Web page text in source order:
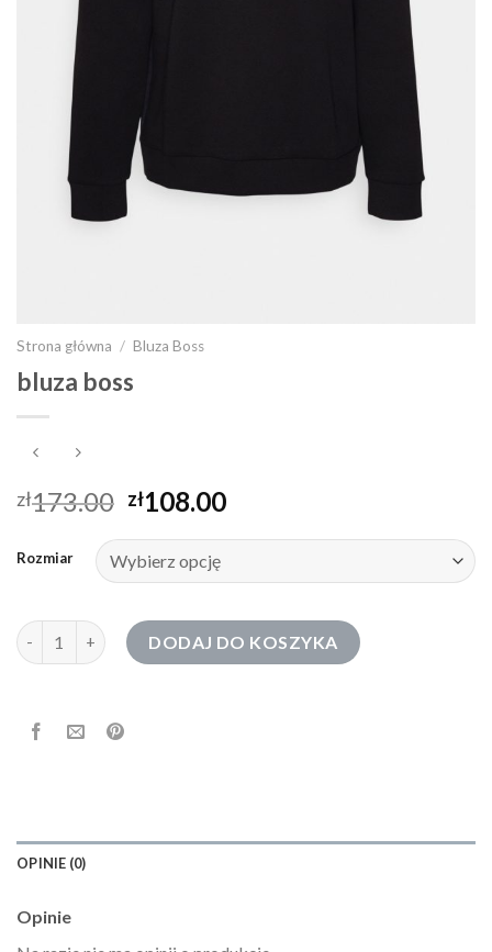
Strona główna / Bluza Boss
bluza boss
zł173.00 zł108.00
Rozmiar
ilość bluza boss DODAJ DO KOSZYKA
OPINIE (0)
Opinie